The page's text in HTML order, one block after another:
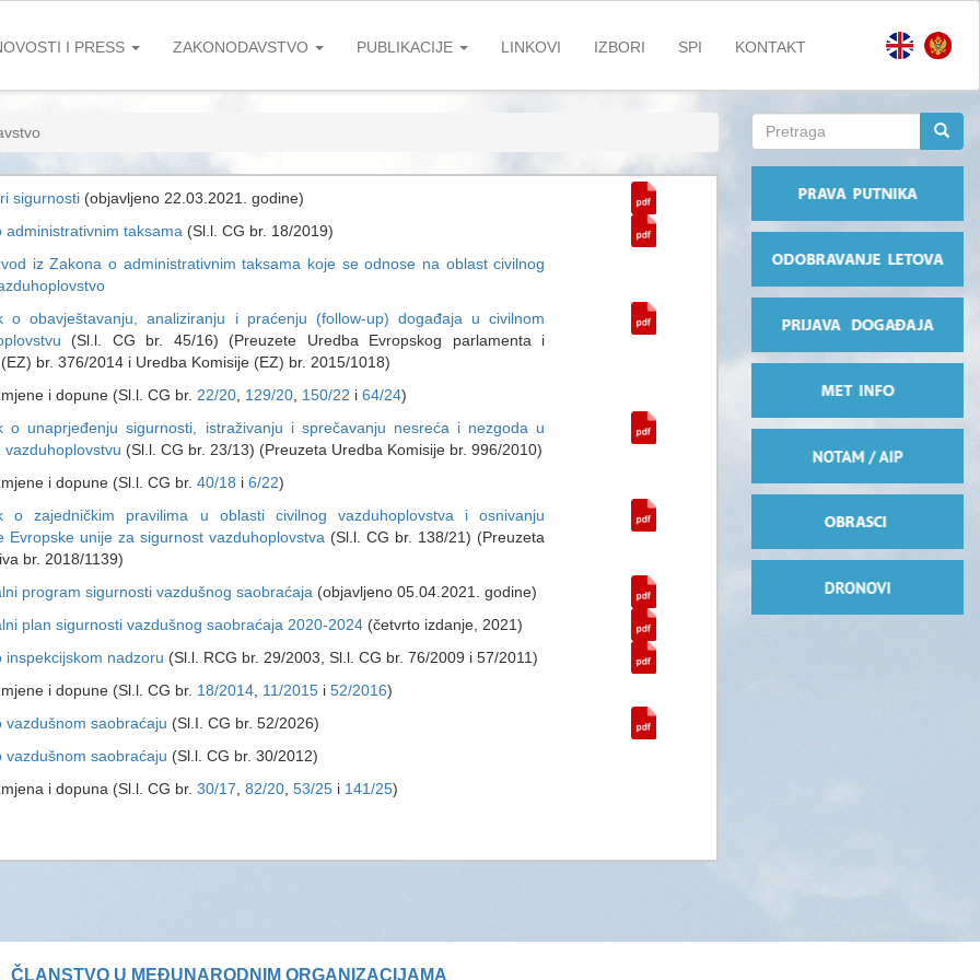
I PRESS ZAKONODAVSTVO PUBLIKACIJE LINKOVI IZBORI SPI KONTAKT
sigurnosti (objavljeno 22.03.2021. godine)
administrativnim taksama (Sl.l. CG br. 18/2019)
iz Zakona o administrativnim taksama koje se odnose na oblast civilnog
o obavještavanju, analiziranju i praćenju (follow-up) događaja u civilnom
(Sl.l. CG br. 45/16) (Preuzete Uredba Evropskog parlamenta i
br. 376/2014 i Uredba Komisije (EZ) br. 2015/1018)
i dopune (Sl.l. CG br. 22/20 129/20 150/22 i 64/24)
o unaprjeđenju sigurnosti, istraživanju i sprečavanju nesreća i nezgoda u
vazduhoplovstvu (Sl.l. CG br. 23/13) (Preuzeta Uredba Komisije br. 996/2010)
i dopune (Sl.l. CG br. 40/18 i 6/22)
o zajedničkim pravilima u oblasti civilnog vazduhoplovstva i osnivanju
Evropske unije za sigurnost vazduhoplovstva (Sl.l. CG br. 138/21) (Preuzeta
br. 2018/1139)
program sigurnosti vazdušnog saobraćaja (objavljeno 05.04.2021. godine)
plan sigurnosti vazdušnog saobraćaja 2020-2024 (četvrto izdanje, 2021)
inspekcijskom nadzoru (Sl.l. RCG br. 29/2003, Sl.l. CG br. 76/2009 i 57/2011)
i dopune (Sl.l. CG br. 18/2014 11/2015 i 52/2016)
vazdušnom saobraćaju (Sl.I. CG br. 52/2026)
vazdušnom saobraćaju (Sl.l. CG br. 30/2012)
i dopuna (Sl.l. CG br. 30/17 82/20 53/25 i 141/25)
Search
form
ČLANSTVO U MEĐUNARODNIM ORGANIZACIJAMA